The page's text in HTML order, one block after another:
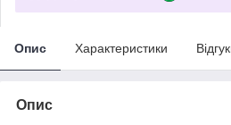
Опис Характеристики
Опис